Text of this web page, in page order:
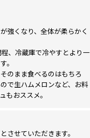
強くなり、全体が柔らかく
、冷蔵庫で冷やすとより一
。
のまま食べるのはもちろ
で生ハムメロンなど、お料
もおススメ。
させていただきます。